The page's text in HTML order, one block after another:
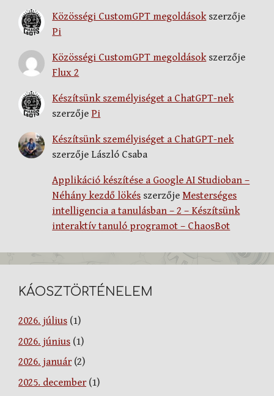
Közösségi CustomGPT megoldásokszerzője
Pi
Közösségi CustomGPT megoldásokszerzője
Flux 2
Készítsünk személyiséget a ChatGPT-nek
szerzője Pi
Készítsünk személyiséget a ChatGPT-nek
szerzője László Csaba
Applikáció készítése a Google AI Studioban –
Néhány kezdő lökés szerzőjeMesterséges
intelligencia a tanulásban – 2 – Készítsünk
interaktív tanuló programot – ChaosBot
KÁOSZTÖRTÉNELEM
2026. július (1)
2026. június (1)
2026. január(2)
2025. december(1)